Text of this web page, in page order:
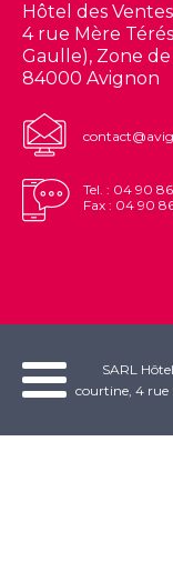
Hôtel des
4 rue Mère
Gaulle), Zone
84000 Avignon
Tel. : 04 90
Fax : 04 90
SARL
courtine, 4 rue